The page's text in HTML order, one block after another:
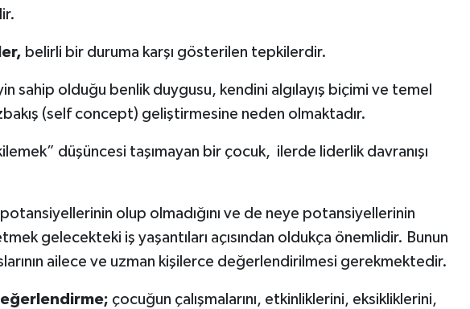
belirli bir duruma karşı gösterilen tepkilerdir.
sahip olduğu benlik duygusu, kendini algılayış biçimi ve temel
(self concept) geliştirmesine neden olmaktadır.
düşüncesi taşımayan bir çocuk, ilerde liderlik davranışı
potansiyellerinin olup olmadığını ve de neye potansiyellerinin
gelecekteki iş yaşantıları açısından oldukça önemlidir. Bunun
ailece ve uzman kişilerce değerlendirilmesi gerekmektedir.
çocuğun çalışmalarını, etkinliklerini, eksikliklerini,